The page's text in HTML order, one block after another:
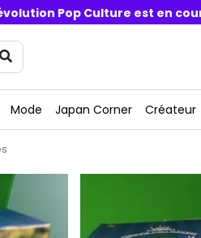
Pop Culture est en
Mode Japan Corner Créateur